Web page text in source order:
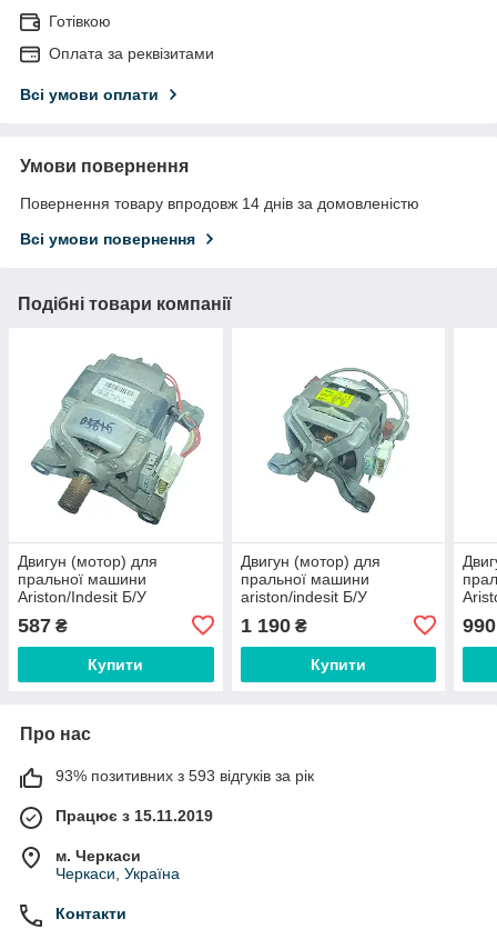
Готівкою
Оплата за реквізитами
Всі умови оплати
Умови повернення
Повернення товару впродовж 14 днів за домовленістю
Всі умови повернення
Подібні товари компанії
Двигун (мотор) для
пральної машини
Ariston/Indesit Б/У
587 ₴
Купити
Двигун (мотор) для
пральної машини
ariston/indesit Б/У
HXGP1L
1 190₴
Купити
990
Про нас
93% позитивних з 593 відгуків за рік
Працює з 15.11.2019
м. Черкаси
Черкаси, Україна
Контакти